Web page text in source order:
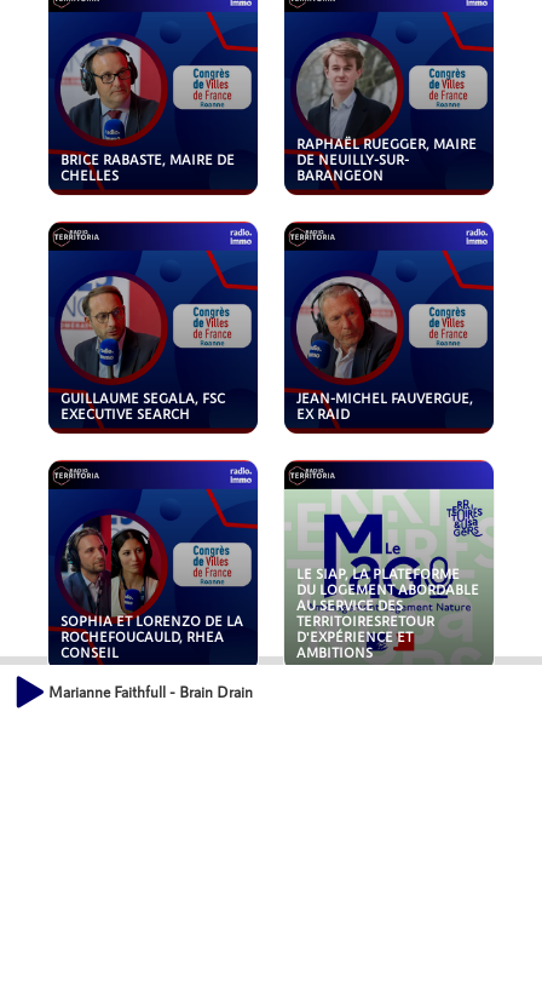
BRICE RABASTE, MAIRE DE
CHELLES
RAPHAËL RUEGGER, MAIRE
DE NEUILLY-SUR-
BARANGEON
GUILLAUME SEGALA, FSC
EXECUTIVE SEARCH
JEAN-MICHEL FAUVERGUE,
EX RAID
SOPHIA ET LORENZO DE LA
ROCHEFOUCAULD, RHEA
CONSEIL
LE SIAP, LA PLATEFORME
DU LOGEMENT ABORDABLE
AU SERVICE DES
TERRITOIRESRETOUR
D'EXPÉRIENCE ET
AMBITIONS
Marianne Faithfull - Brain Drain